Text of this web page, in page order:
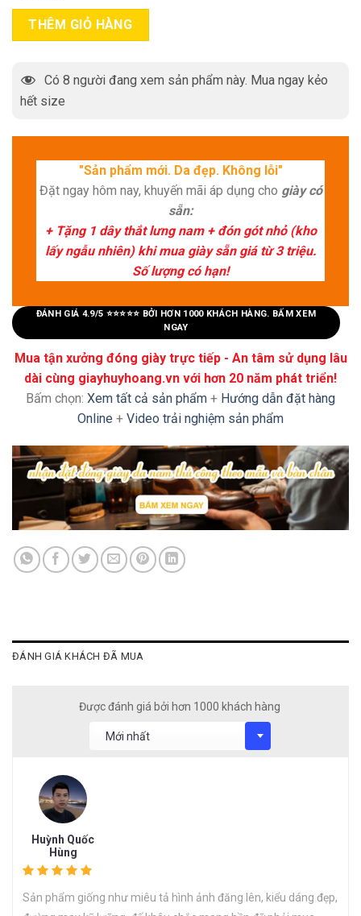
THÊM GIỎ HÀNG
Có 8 người đang xem sản phẩm này. Mua ngay kẻo
hết size
"Sản phẩm mới. Da đẹp. Không lỗi"
Đặt ngay hôm nay, khuyến mãi áp dụng cho giày có
sẵn:
+ Tặng 1 dây thắt lưng nam + đón gót nhỏ (kho
lấy ngẫu nhiên) khi mua giày sẵn giá từ 3 triệu.
Số lượng có hạn!
ĐÁNH GIÁ 4.9/5 ⭐⭐⭐⭐⭐ BỞI HƠN 1000 KHÁCH HÀNG. BẤM XEM
NGAY
Mua tận xưởng đóng giày trực tiếp - An tâm sử dụng lâu
dài cùng giayhuyhoang.vn với hơn 20 năm phát triển!
Bấm chọn: Xem tất cả sản phẩm + Hướng dẫn đặt hàng
Online + Video trải nghiệm sản phẩm
ĐÁNH GIÁ KHÁCH ĐÃ MUA
Được đánh giá bởi hơn 1000 khách hàng
Huỳnh Quốc
Hùng
Sản phẩm giống như miêu tả hình ảnh đăng lên, kiểu dáng đẹp,